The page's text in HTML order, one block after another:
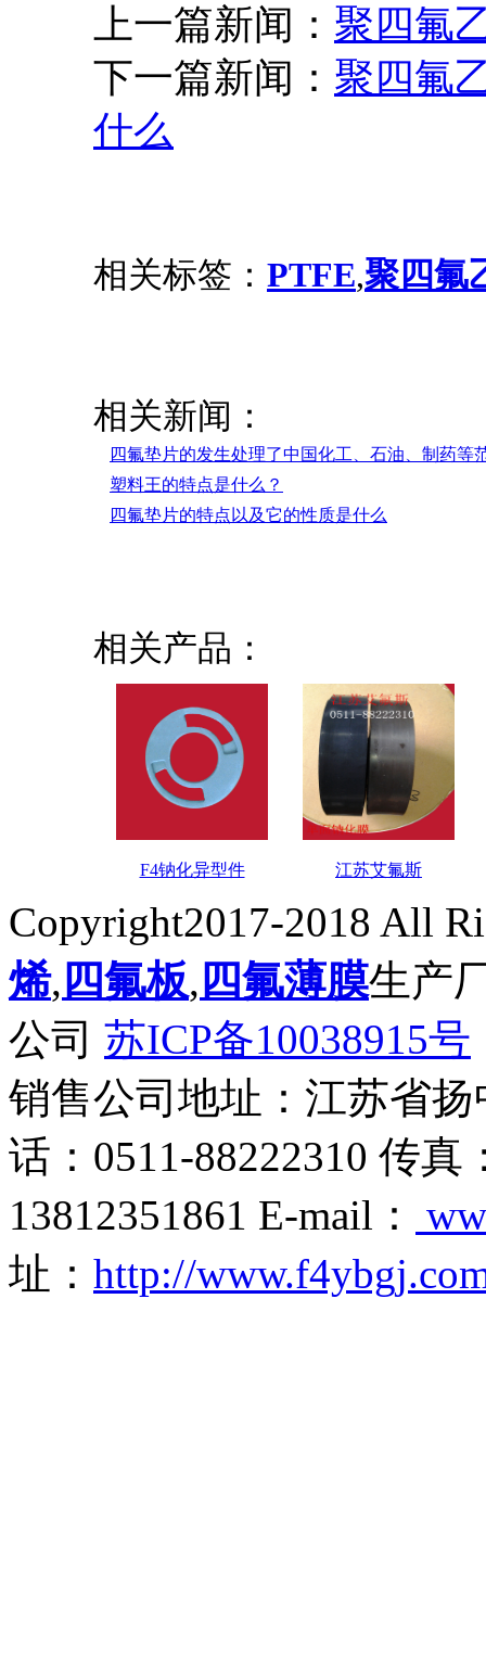
上一篇新闻： 聚四氟
下一篇新闻： 聚四氟
什么
相关标签： PTFE,聚四氟
相关新闻：
四氟垫片的发生处理了中国化工、石油、制药等
塑料王的特点是什么？
四氟垫片的特点以及它的性质是什么
相关产品：
F4钠化异型件 江苏艾氟斯
Copyright2017-2018 All
烯, 四氟板, 四氟薄膜生产
公司 苏ICP备10038915号
销售公司地址：江苏省
话：0511-88222310 传真
13812351861 E-mail：
址： http://